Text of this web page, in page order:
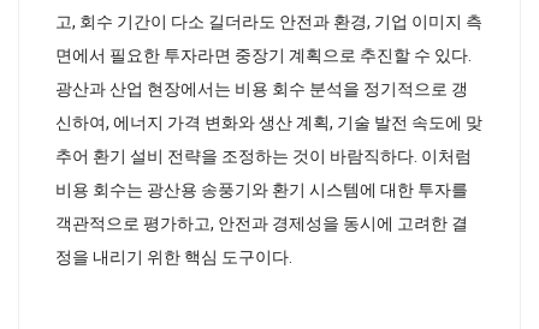
고, 회수 기간이 다소 길더라도 안전과 환경, 기업 이미지 측
면에서 필요한 투자라면 중장기 계획으로 추진할 수 있다.
광산과 산업 현장에서는 비용 회수 분석을 정기적으로 갱
신하여, 에너지 가격 변화와 생산 계획, 기술 발전 속도에 맞
추어 환기 설비 전략을 조정하는 것이 바람직하다. 이처럼
비용 회수는 광산용 송풍기와 환기 시스템에 대한 투자를
객관적으로 평가하고, 안전과 경제성을 동시에 고려한 결
정을 내리기 위한 핵심 도구이다.